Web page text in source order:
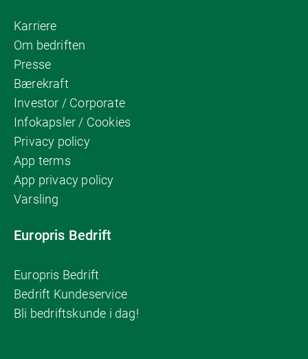
Karriere
Om bedriften
Presse
Bærekraft
Investor / Corporate
Infokapsler / Cookies
Privacy policy
App terms
App privacy policy
Varsling
Europris Bedrift
Europris Bedrift
Bedrift Kundeservice
Bli bedriftskunde i dag!